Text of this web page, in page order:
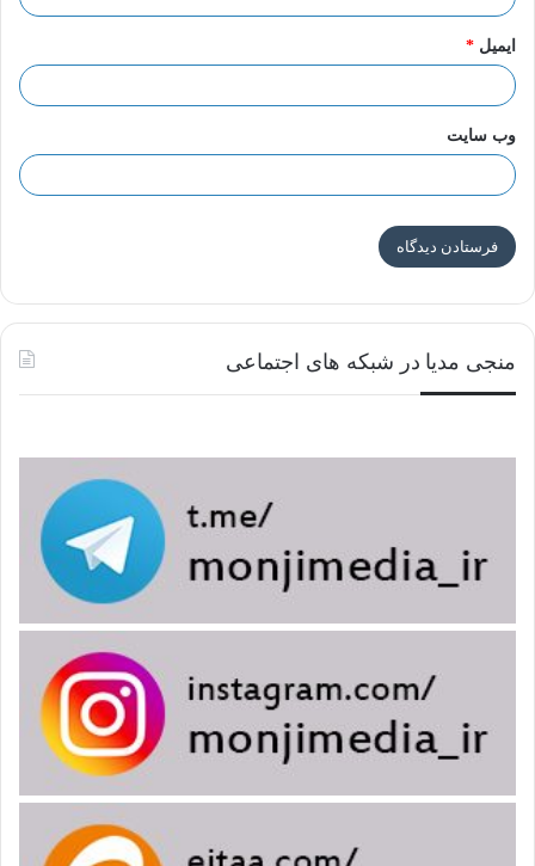
الإمام الباقر علیهم السلام فِی قَوْلِهِ تَعَالَى‏ثُمَّ قَضى‏ أَجَلًا وَ أَجَلٌ مُسَمًّى
عِنْدَهُ‏ فَقَالَ إِنَّهُمَا أَجَلَانِ أَجَلٌ مَحْتُومٌ وَ أَجَلٌ مَوْقُوفٌ … قَالَ حُمْرَانُ: إِنِّی
لَأَرْجُو أَنْ یَکُونَ أَجَلُ السُّفْیَانِیِّ مِنَ الْمَوْقُوفِ. فَقَالَ أَبُو جَعْفَرٍ ع: لَا وَ
اللَّهِ إِنَّهُ لَمِنَ الْمَحْتُومِ.
الکلمه المفتاحیه لآیات المهدی، روضاتی، ص۱۲۵
الغیبه للنعمانی؛ ص۳۰۱
ایمیل *
وب‌ سایت
منجی مدیا در شبکه های اجتماعی